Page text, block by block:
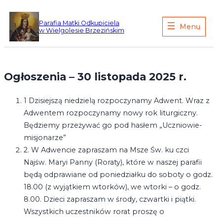
treści
Parafia Matki Odkupiciela
w Wielgolesie Brzezińskim
Ogłoszenia – 30 listopada 2025 r.
1 Dzisiejszą niedzielą rozpoczynamy Adwent. Wraz z
Adwentem rozpoczynamy nowy rok liturgiczny.
Będziemy przeżywać go pod hasłem „Uczniowie-
misjonarze”
2. W Adwencie zapraszam na Msze Św. ku czci
Najśw. Maryi Panny (Roraty), które w naszej parafii
będą odprawiane od poniedziałku do soboty o godz.
18.00 (z wyjątkiem wtorków), we wtorki – o godz.
8.00. Dzieci zapraszam w środy, czwartki i piątki.
Wszystkich uczestników rorat proszę o